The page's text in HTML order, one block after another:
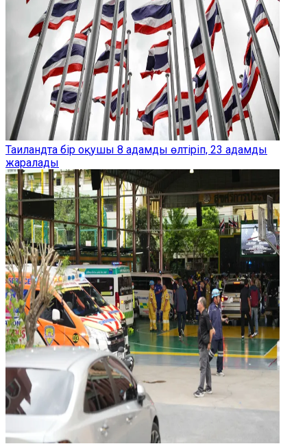
Таиландта бір оқушы 8 адамды өлтіріп, 23 адамды
жаралады